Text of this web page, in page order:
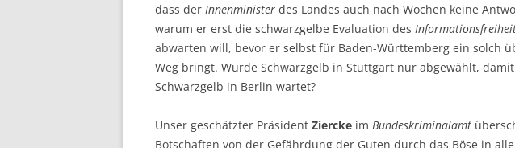
dass der Innenminister des Landes auch nach Wochen keine
warum er erst die schwarzgelbe Evaluation des
abwarten will, bevor er selbst für Baden-Württemberg ein solch
Weg bringt. Wurde Schwarzgelb in Stuttgart nur abgewählt,
Schwarzgelb in Berlin wartet?
Unser geschätzter Präsident Ziercke im Bundeskriminalamt
Botschaften von der Gefährdung der Guten durch das Böse in